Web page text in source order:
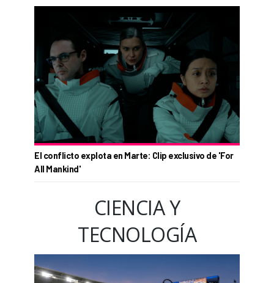
El conflicto explota en Marte: Clip exclusivo de 'For
All Mankind'
CIENCIA Y
TECNOLOGÍA